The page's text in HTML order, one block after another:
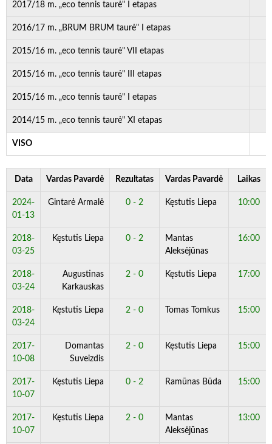
2017/18 m. „eco tennis taurė" I etapas
2016/17 m. „BRUM BRUM taurė" I etapas
2015/16 m. „eco tennis taurė" VII etapas
2015/16 m. „eco tennis taurė" III etapas
2015/16 m. „eco tennis taurė" I etapas
2014/15 m. „eco tennis taurė" XI etapas
VISO
Data Vardas Pavardė Rezultatas Vardas Pavardė Laikas
2024-
01-13
Gintarė Armalė 0 - 2 Kęstutis Liepa 10:00
2018-
03-25
Kęstutis Liepa 0 - 2
Mantas
Aleksėjūnas
16:00
2018-
03-24
Augustinas
Karkauskas
2 - 0 Kęstutis Liepa 17:00
2018-
03-24
Kęstutis Liepa 2 - 0 Tomas Tomkus 15:00
2017-
10-08
Domantas
Suveizdis
2 - 0 Kęstutis Liepa 15:00
2017-
10-07
Kęstutis Liepa 0 - 2 Ramūnas Būda 15:00
2017-
10-07
Kęstutis Liepa 2 - 0
Mantas
Aleksėjūnas
13:00